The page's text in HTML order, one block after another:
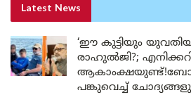
Latest News
‘ഈ കുട്ടിയും
രാഹുൽജി?;
പങ്കുവെച്ച്